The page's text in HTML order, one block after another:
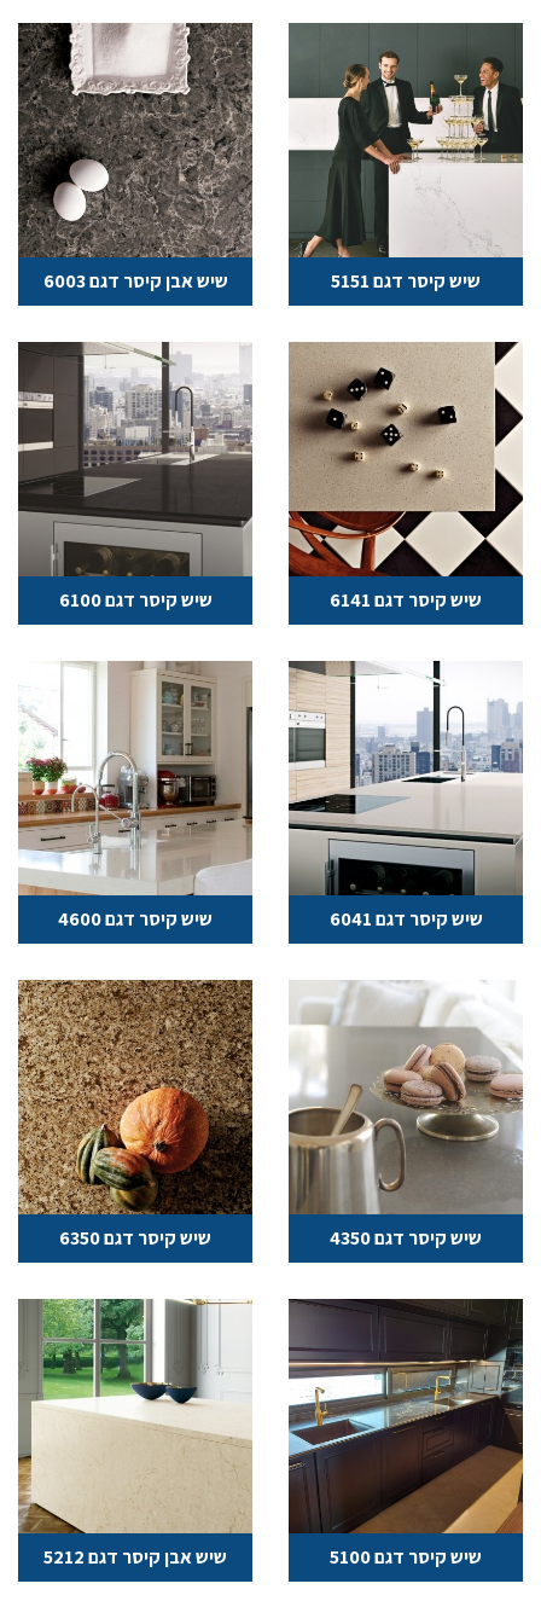
שיש קיסר דגם 5151 שיש אבן קיסר דגם 6003
שיש קיסר דגם 6141 שיש קיסר דגם 6100
שיש קיסר דגם 6041 שיש קיסר דגם 4600
שיש קיסר דגם 4350 שיש קיסר דגם 6350
שיש קיסר דגם 5100 שיש אבן קיסר דגם 5212